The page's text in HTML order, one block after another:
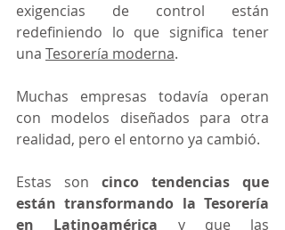
exigencias de control están
redefiniendo lo que significa tener
una Tesorería moderna.
Muchas empresas todavía operan
con modelos diseñados para otra
realidad, pero el entorno ya cambió.
Estas son cinco tendencias que
están transformando la Tesorería
en Latinoamérica y que las